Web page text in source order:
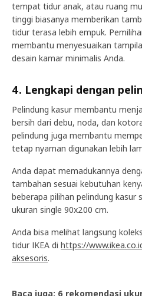
tempat tidur anak, atau ruang
tinggi biasanya memberikan
tidur terasa lebih empuk.
membantu menyesuaikan
desain kamar minimalis Anda.
4. Lengkapi dengan
Pelindung kasur membantu
bersih dari debu, noda, dan
pelindung juga membantu
tetap nyaman digunakan lebih
Anda dapat memadukannya
tambahan sesuai kebutuhan
beberapa pilihan pelindung kasur
ukuran single 90x200 cm.
Anda bisa melihat langsung
tidur IKEA di https://
aksesoris.
Baca juga: 6 rekomendasi